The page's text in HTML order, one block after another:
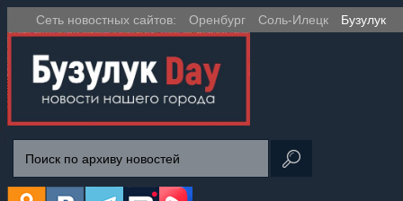
Сеть новостных сайтов: Оренбург Соль-Илецк Бузулук